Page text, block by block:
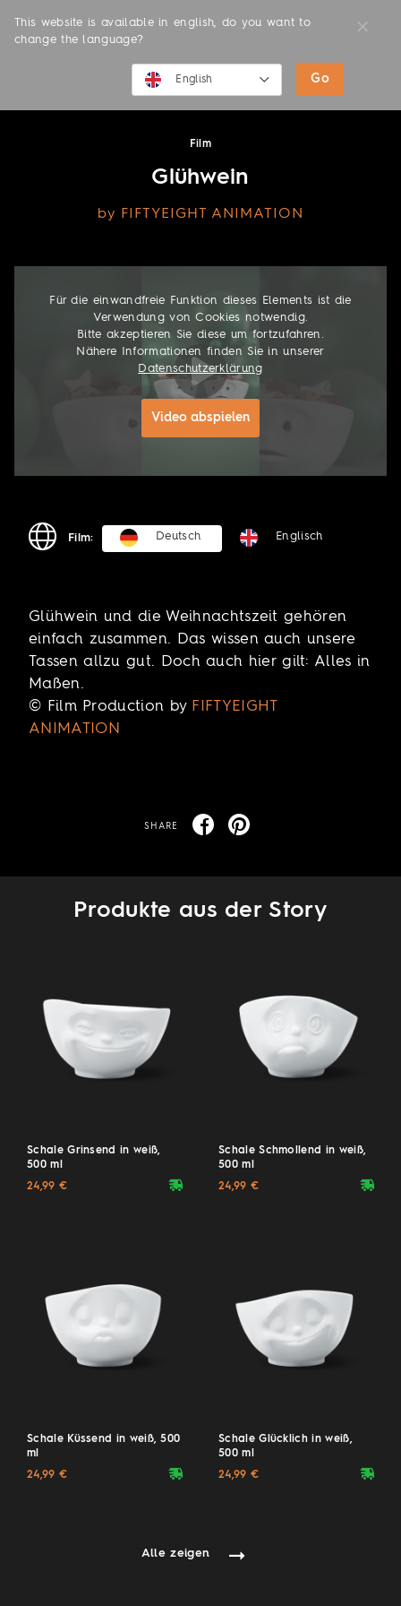
This website is available in english, do you want to
change the language?
English Go
Film
Glühwein
by FIFTYEIGHT ANIMATION
Für die einwandfreie Funktion dieses Elements ist die
Verwendung von Cookies notwendig.
Bitte akzeptieren Sie diese um fortzufahren.
Nähere Informationen finden Sie in unserer
Datenschutzerklärung
Video abspielen
Film: Deutsch Englisch
Glühwein und die Weihnachtszeit gehören
einfach zusammen. Das wissen auch unsere
Tassen allzu gut. Doch auch hier gilt: Alles in
Maßen.
© Film Production by FIFTYEIGHT
ANIMATION
SHARE
Produkte aus der Story
Schale Grinsend in weiß,
500 ml
deliveryvan
24,99 €
Schale Schmollend in weiß,
500 ml
deliveryvan
24,99 €
Schale Küssend in weiß, 500
ml
deliveryvan
24,99 €
Schale Glücklich in weiß,
500 ml
deliveryvan
24,99 €
Alle zeigen